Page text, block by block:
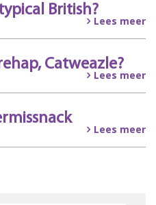
British?
Lees meer
Catweazle?
Lees meer
Lees meer